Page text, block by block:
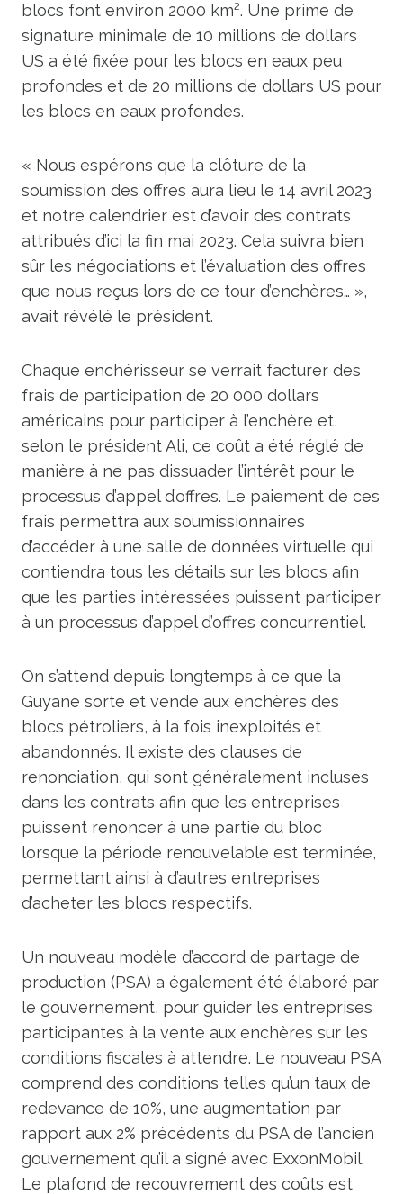
blocs font environ 2000 km². Une prime de
signature minimale de 10 millions de dollars
US a été fixée pour les blocs en eaux peu
profondes et de 20 millions de dollars US pour
les blocs en eaux profondes.
« Nous espérons que la clôture de la
soumission des offres aura lieu le 14 avril 2023
et notre calendrier est d’avoir des contrats
attribués d’ici la fin mai 2023. Cela suivra bien
sûr les négociations et l’évaluation des offres
que nous reçus lors de ce tour d’enchères… »,
avait révélé le président.
Chaque enchérisseur se verrait facturer des
frais de participation de 20 000 dollars
américains pour participer à l’enchère et,
selon le président Ali, ce coût a été réglé de
manière à ne pas dissuader l’intérêt pour le
processus d’appel d’offres. Le paiement de ces
frais permettra aux soumissionnaires
d’accéder à une salle de données virtuelle qui
contiendra tous les détails sur les blocs afin
que les parties intéressées puissent participer
à un processus d’appel d’offres concurrentiel.
On s’attend depuis longtemps à ce que la
Guyane sorte et vende aux enchères des
blocs pétroliers, à la fois inexploités et
abandonnés. Il existe des clauses de
renonciation, qui sont généralement incluses
dans les contrats afin que les entreprises
puissent renoncer à une partie du bloc
lorsque la période renouvelable est terminée,
permettant ainsi à d’autres entreprises
d’acheter les blocs respectifs.
Un nouveau modèle d’accord de partage de
production (PSA) a également été élaboré par
le gouvernement, pour guider les entreprises
participantes à la vente aux enchères sur les
conditions fiscales à attendre. Le nouveau PSA
comprend des conditions telles qu’un taux de
redevance de 10%, une augmentation par
rapport aux 2% précédents du PSA de l’ancien
gouvernement qu’il a signé avec ExxonMobil.
Le plafond de recouvrement des coûts est